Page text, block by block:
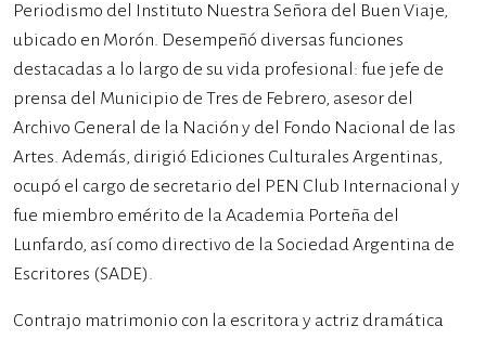
Periodismo del Instituto Nuestra Señora del Buen Viaje,
ubicado en Morón. Desempeñó diversas funciones
destacadas a lo largo de su vida profesional: fue jefe de
prensa del Municipio de Tres de Febrero, asesor del
Archivo General de la Nación y del Fondo Nacional de las
Artes. Además, dirigió Ediciones Culturales Argentinas,
ocupó el cargo de secretario del PEN Club Internacional y
fue miembro emérito de la Academia Porteña del
Lunfardo, así como directivo de la Sociedad Argentina de
Escritores (SADE).
Contrajo matrimonio con la escritora y actriz dramática